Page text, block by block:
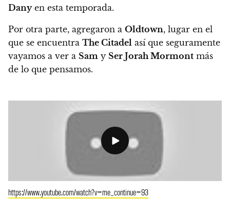
Danyen esta temporada.
Por otra parte, agregaron a Oldtown, lugar en el
que se encuentra The Citadel así que seguramente
vayamos a ver a Sam y Ser Jorah Mormont más
de lo que pensamos.
https://www.youtube.com/watch?v=me_continue=93